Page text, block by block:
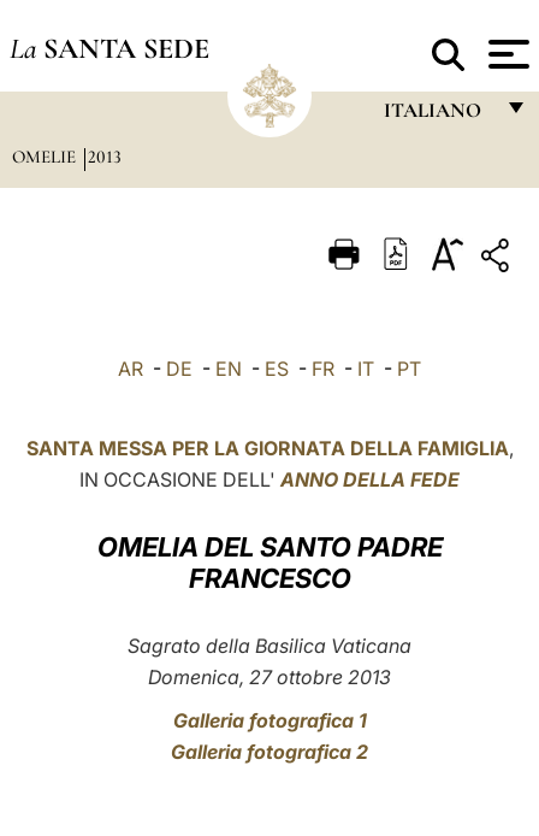
La SANTA SEDE
ITALIANO
ITALIANO
POLSKI
العربيّة
中文
OMELIE 2013
AR - DE - EN - ES - FR - IT - PT
SANTA MESSA PER LA GIORNATA DELLA FAMIGLIA,
IN OCCASIONE DELL'ANNO DELLA FEDE
OMELIA DEL SANTO PADRE
FRANCESCO
Sagrato della Basilica Vaticana
Domenica, 27 ottobre 2013
Galleria fotografica 1
Galleria fotografica 2